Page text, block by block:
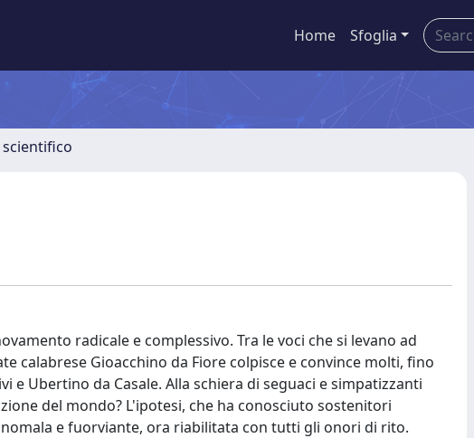
Home Sfoglia
radicale e complessivo. Tra le voci che si levano ad
calabrese Gioacchino da Fiore colpisce e convince molti, fino
Ubertino da Casale. Alla schiera di seguaci e simpatizzanti
del mondo? L'ipotesi, che ha conosciuto sostenitori
e fuorviante, ora riabilitata con tutti gli onori di rito.